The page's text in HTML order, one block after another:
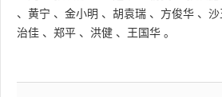
、 黄宁 、 金小明 、 胡袁瑞 、 方俊华 、 沙
治佳 、 郑平 、 洪健 、 王国华 。